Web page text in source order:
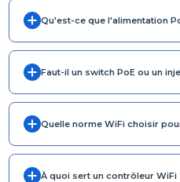
Qu'est-ce que l'alimentation
Faut-il un switch PoE ou un
Quelle norme WiFi choisir
À quoi sert un contrôleur WiFi